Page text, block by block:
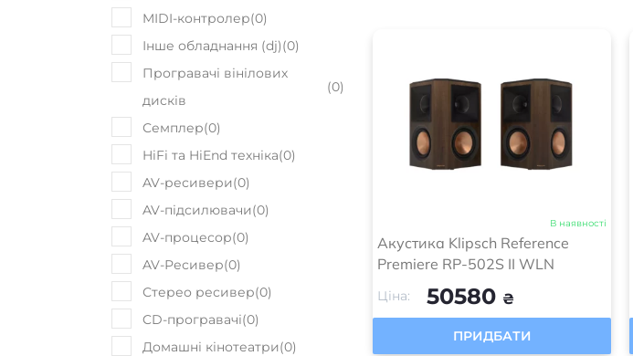
MIDI-контролер(0)
Інше обладнання (dj)(0)
Програвачі вінілових
дисків
(0)
Семплер(0)
HiFi та HiEnd техніка(0)
AV-ресивери(0)
AV-підсилювачи(0)
AV-процесор(0)
AV-Ресивер(0)
Стерео ресивер(0)
CD-програвачі(0)
Домашні кінотеатри(0)
В наявності
Акустика Klipsch Reference
Premiere RP-502S II WLN
Ціна: 50580 ₴
ПРИДБАТИ